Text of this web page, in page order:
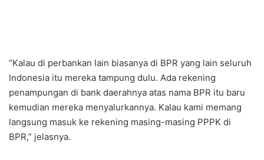
“Kalau di perbankan lain biasanya di BPR yang lain seluruh
Indonesia itu mereka tampung dulu. Ada rekening
penampungan di bank daerahnya atas nama BPR itu baru
kemudian mereka menyalurkannya. Kalau kami memang
langsung masuk ke rekening masing-masing PPPK di
BPR,” jelasnya.